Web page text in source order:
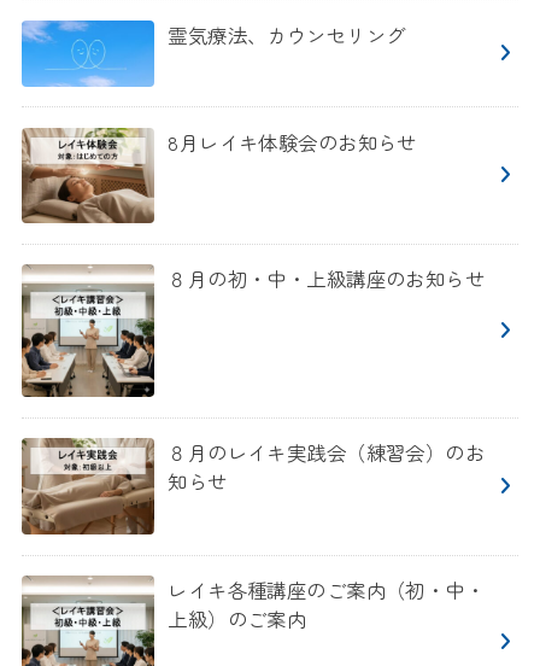
霊気療法、カウンセリング
8月レイキ体験会のお知らせ
８月の初・中・上級講座のお知らせ
８月のレイキ実践会（練習会）のお
知らせ
レイキ各種講座のご案内（初・中・
上級）のご案内